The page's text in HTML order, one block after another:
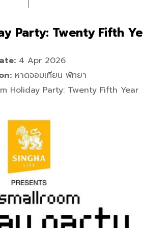
Party: Twenty Fifth
4 Apr 2026
หาดจอมเทียน พัทยา
Holiday Party: Twenty Fifth Year